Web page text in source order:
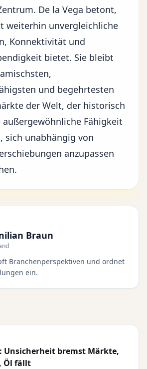
De la Vega betont,
weiterhin unvergleichliche
Konnektivität und
bietet. Sie bleibt
und begehrtesten
der Welt, der historisch
außergewöhnliche Fähigkeit
sich unabhängig von
anzupassen
Braun
Branchenperspektiven und ordnet
ein.
Unsicherheit bremst Märkte,
Öl fällt